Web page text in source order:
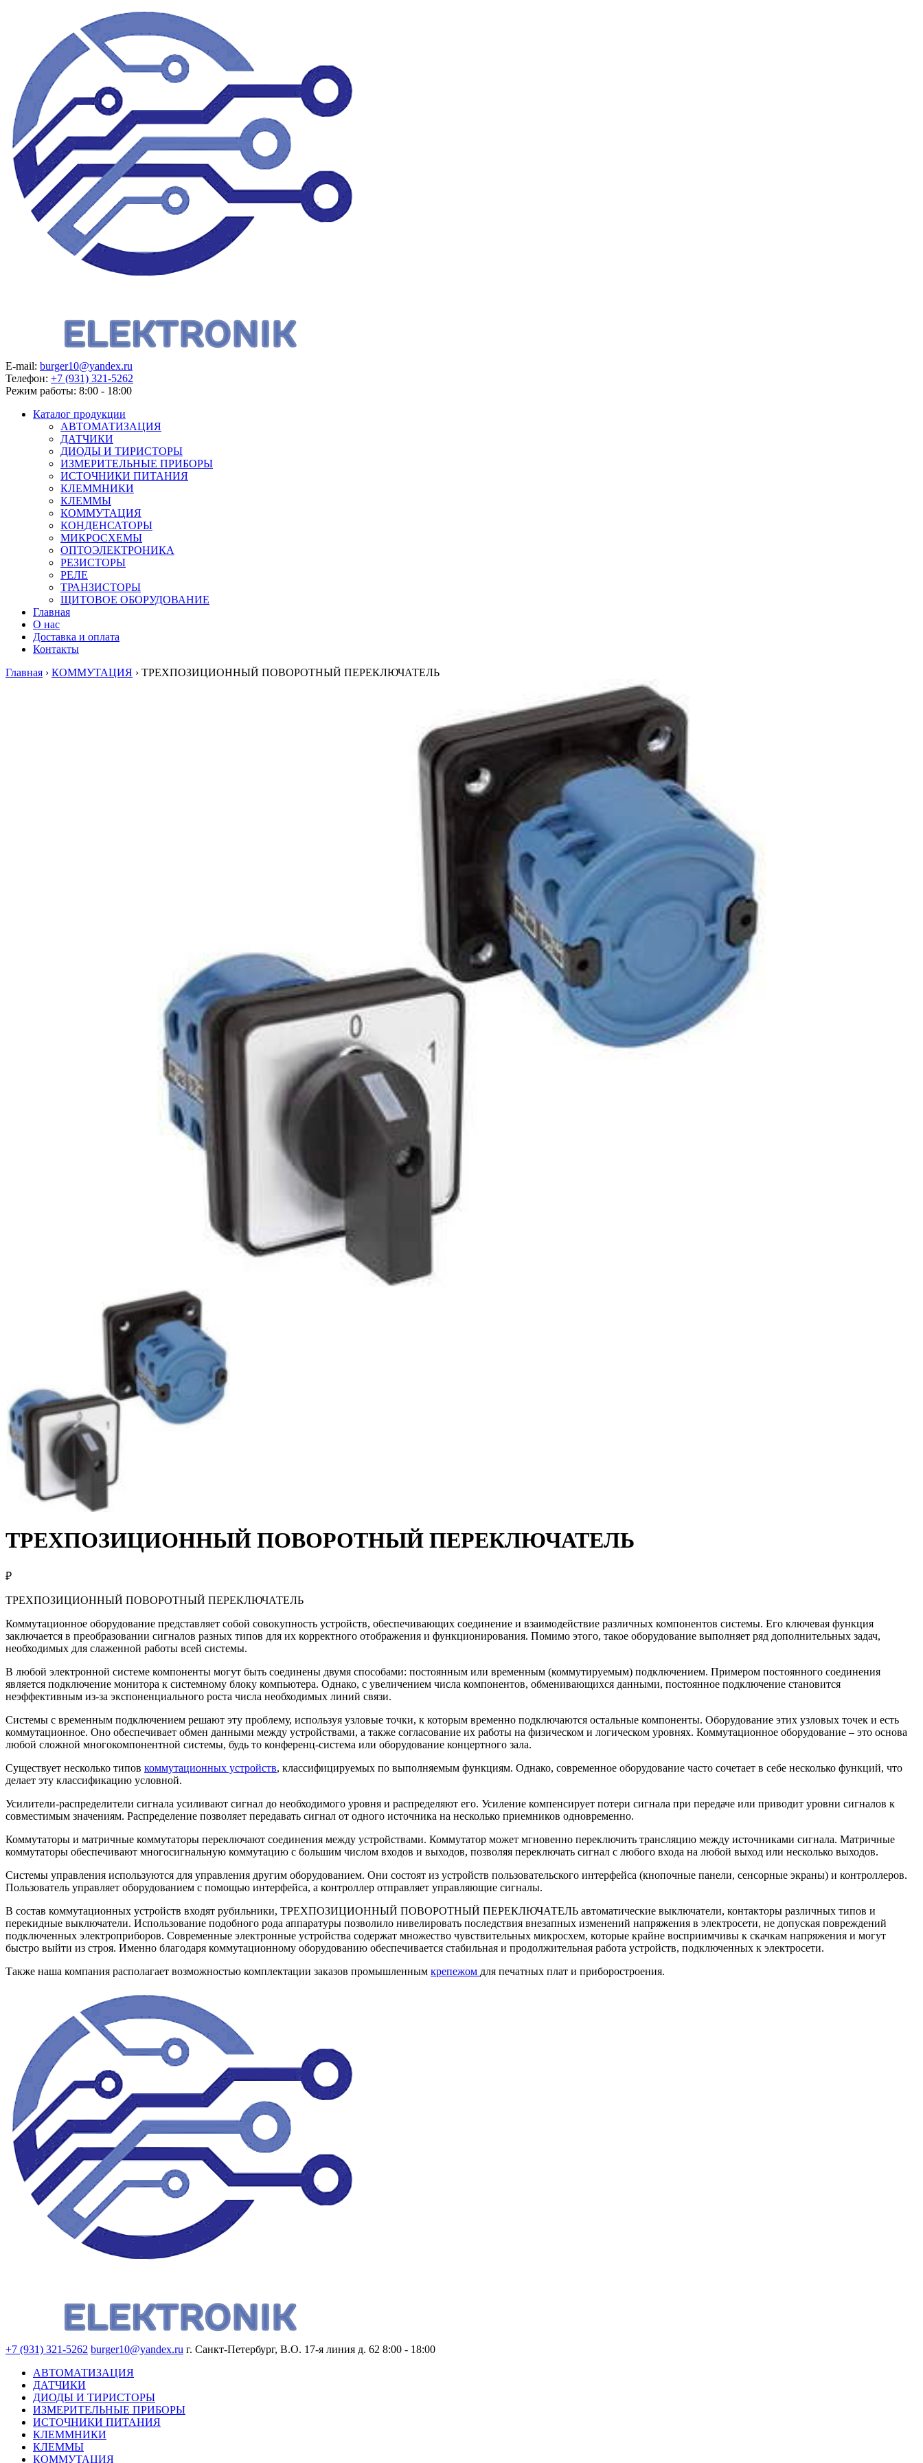
E-mail: burger10@yandex.ru
Телефон: +7 (931) 321-5262
Режим работы: 8:00 - 18:00
Каталог продукции
АВТОМАТИЗАЦИЯ
ДАТЧИКИ
ДИОДЫ И ТИРИСТОРЫ
ИЗМЕРИТЕЛЬНЫЕ ПРИБОРЫ
ИСТОЧНИКИ ПИТАНИЯ
КЛЕММНИКИ
КЛЕММЫ
КОММУТАЦИЯ
КОНДЕНСАТОРЫ
МИКРОСХЕМЫ
ОПТОЭЛЕКТРОНИКА
РЕЗИСТОРЫ
РЕЛЕ
ТРАНЗИСТОРЫ
ЩИТОВОЕ ОБОРУДОВАНИЕ
Главная
О нас
Доставка и оплата
Контакты
Главная › КОММУТАЦИЯ › ТРЕХПОЗИЦИОННЫЙ ПОВОРОТНЫЙ ПЕРЕКЛЮЧАТЕЛЬ
ТРЕХПОЗИЦИОННЫЙ ПОВОРОТНЫЙ ПЕРЕКЛЮЧАТЕЛЬ
₽
ТРЕХПОЗИЦИОННЫЙ ПОВОРОТНЫЙ ПЕРЕКЛЮЧАТЕЛЬ
Коммутационное оборудование представляет собой совокупность устройств, обеспечивающих соединение и взаимодействие различных компонентов системы. Его ключевая функция
заключается в преобразовании сигналов разных типов для их корректного отображения и функционирования. Помимо этого, такое оборудование выполняет ряд дополнительных задач,
необходимых для слаженной работы всей системы.
В любой электронной системе компоненты могут быть соединены двумя способами: постоянным или временным (коммутируемым) подключением. Примером постоянного соединения
является подключение монитора к системному блоку компьютера. Однако, с увеличением числа компонентов, обменивающихся данными, постоянное подключение становится
неэффективным из-за экспоненциального роста числа необходимых линий связи.
Системы с временным подключением решают эту проблему, используя узловые точки, к которым временно подключаются остальные компоненты. Оборудование этих узловых точек и есть
коммутационное. Оно обеспечивает обмен данными между устройствами, а также согласование их работы на физическом и логическом уровнях. Коммутационное оборудование – это основа
любой сложной многокомпонентной системы, будь то конференц-система или оборудование концертного зала.
Существует несколько типов коммутационных устройств, классифицируемых по выполняемым функциям. Однако, современное оборудование часто сочетает в себе несколько функций, что
делает эту классификацию условной.
Усилители-распределители сигнала усиливают сигнал до необходимого уровня и распределяют его. Усиление компенсирует потери сигнала при передаче или приводит уровни сигналов к
совместимым значениям. Распределение позволяет передавать сигнал от одного источника на несколько приемников одновременно.
Коммутаторы и матричные коммутаторы переключают соединения между устройствами. Коммутатор может мгновенно переключить трансляцию между источниками сигнала. Матричные
коммутаторы обеспечивают многосигнальную коммутацию с большим числом входов и выходов, позволяя переключать сигнал с любого входа на любой выход или несколько выходов.
Системы управления используются для управления другим оборудованием. Они состоят из устройств пользовательского интерфейса (кнопочные панели, сенсорные экраны) и контроллеров.
Пользователь управляет оборудованием с помощью интерфейса, а контроллер отправляет управляющие сигналы.
В состав коммутационных устройств входят рубильники, ТРЕХПОЗИЦИОННЫЙ ПОВОРОТНЫЙ ПЕРЕКЛЮЧАТЕЛЬ автоматические выключатели, контакторы различных типов и
перекидные выключатели. Использование подобного рода аппаратуры позволило нивелировать последствия внезапных изменений напряжения в электросети, не допуская повреждений
подключенных электроприборов. Современные электронные устройства содержат множество чувствительных микросхем, которые крайне восприимчивы к скачкам напряжения и могут
быстро выйти из строя. Именно благодаря коммутационному оборудованию обеспечивается стабильная и продолжительная работа устройств, подключенных к электросети.
Также наша компания располагает возможностью комплектации заказов промышленным крепежом для печатных плат и приборостроения.
+7 (931) 321-5262 burger10@yandex.ru г. Санкт-Петербург, В.О. 17-я линия д. 62 8:00 - 18:00
АВТОМАТИЗАЦИЯ
ДАТЧИКИ
ДИОДЫ И ТИРИСТОРЫ
ИЗМЕРИТЕЛЬНЫЕ ПРИБОРЫ
ИСТОЧНИКИ ПИТАНИЯ
КЛЕММНИКИ
КЛЕММЫ
КОММУТАЦИЯ